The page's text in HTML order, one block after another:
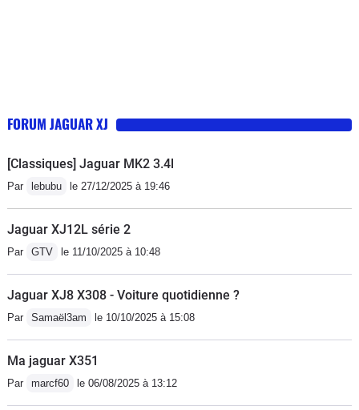
FORUM JAGUAR XJ
[Classiques] Jaguar MK2 3.4l
Par lebubu le 27/12/2025 à 19:46
Jaguar XJ12L série 2
Par GTV le 11/10/2025 à 10:48
Jaguar XJ8 X308 - Voiture quotidienne ?
Par Samaël3am le 10/10/2025 à 15:08
Ma jaguar X351
Par marcf60 le 06/08/2025 à 13:12